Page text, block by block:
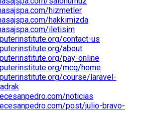
hizmetler
hakkimizda
iletisim
contact-us
about
pay-online
mcq/home
course/laravel-
noticias
post/julio-bravo-